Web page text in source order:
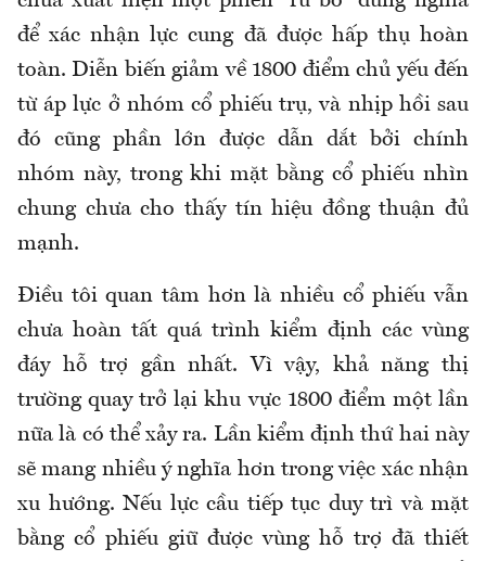
để xác nhận lực cung đã được hấp thụ hoàn
toàn. Diễn biến giảm về 1800 điểm chủ yếu đến
từ áp lực ở nhóm cổ phiếu trụ, và nhịp hồi sau
đó cũng phần lớn được dẫn dắt bởi chính
nhóm này, trong khi mặt bằng cổ phiếu nhìn
chung chưa cho thấy tín hiệu đồng thuận đủ
mạnh.
Điều tôi quan tâm hơn là nhiều cổ phiếu vẫn
chưa hoàn tất quá trình kiểm định các vùng
đáy hỗ trợ gần nhất. Vì vậy, khả năng thị
trường quay trở lại khu vực 1800 điểm một lần
nữa là có thể xảy ra. Lần kiểm định thứ hai này
sẽ mang nhiều ý nghĩa hơn trong việc xác nhận
xu hướng. Nếu lực cầu tiếp tục duy trì và mặt
bằng cổ phiếu giữ được vùng hỗ trợ đã thiết